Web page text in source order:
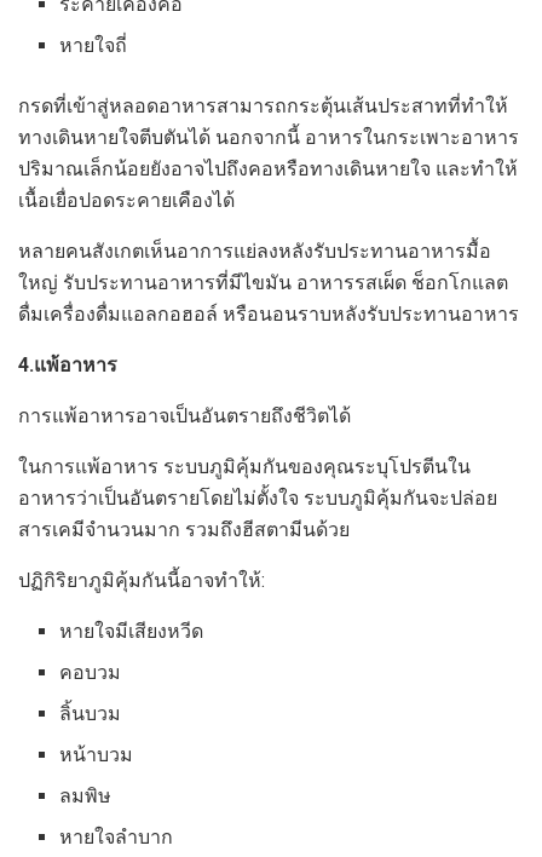
หายใจถี่
กรดที่เข้าสู่หลอดอาหารสามารถกระตุ้นเส้นประสาทที่ทำให้
ทางเดินหายใจตีบตันได้ นอกจากนี้ อาหารในกระเพาะอาหาร
ปริมาณเล็กน้อยยังอาจไปถึงคอหรือทางเดินหายใจ และทำให้
เนื้อเยื่อปอดระคายเคืองได้
หลายคนสังเกตเห็นอาการแย่ลงหลังรับประทานอาหารมื้อ
ใหญ่ รับประทานอาหารที่มีไขมัน อาหารรสเผ็ด ช็อกโกแลต
ดื่มเครื่องดื่มแอลกอฮอล์ หรือนอนราบหลังรับประทานอาหาร
4.แพ้อาหาร
การแพ้อาหารอาจเป็นอันตรายถึงชีวิตได้
ในการแพ้อาหาร ระบบภูมิคุ้มกันของคุณระบุโปรตีนใน
อาหารว่าเป็นอันตรายโดยไม่ตั้งใจ ระบบภูมิคุ้มกันจะปล่อย
สารเคมีจำนวนมาก รวมถึงฮีสตามีนด้วย
ปฏิกิริยาภูมิคุ้มกันนี้อาจทำให้:
หายใจมีเสียงหวีด
คอบวม
ลิ้นบวม
หน้าบวม
ลมพิษ
หายใจลำบาก